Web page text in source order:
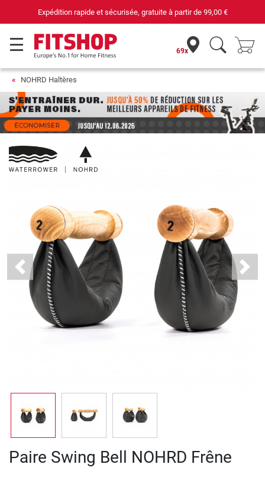
Expédition rapide et sécurisée, gratuite à partir de99,00 €
69x
NOHRD Haltères
Previous Next
Paire Swing Bell NOHRD Frêne